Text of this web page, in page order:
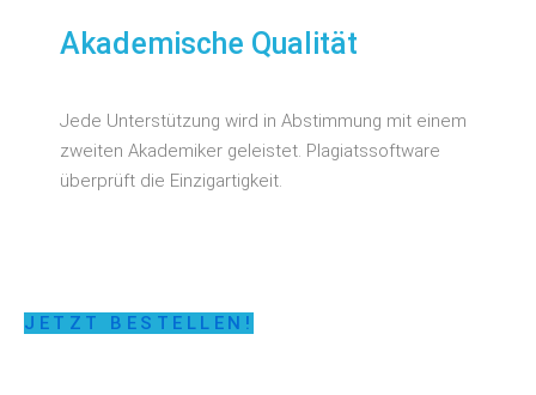
Akademische Qualität
Jede Unterstützung wird in Abstimmung mit einem
zweiten Akademiker geleistet. Plagiatssoftware
überprüft die Einzigartigkeit.
JETZT BESTELLEN!